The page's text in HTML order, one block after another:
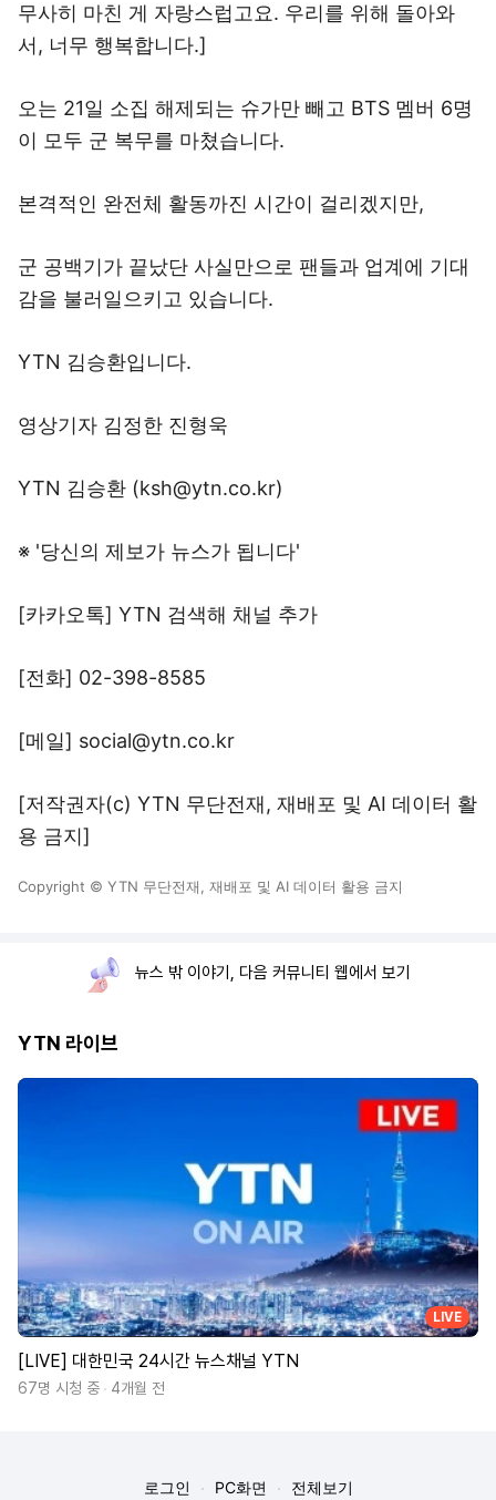
무사히 마친 게 자랑스럽고요. 우리를 위해 돌아와
서, 너무 행복합니다.]
오는 21일 소집 해제되는 슈가만 빼고 BTS 멤버 6명
이 모두 군 복무를 마쳤습니다.
본격적인 완전체 활동까진 시간이 걸리겠지만,
군 공백기가 끝났단 사실만으로 팬들과 업계에 기대
감을 불러일으키고 있습니다.
YTN 김승환입니다.
영상기자 김정한 진형욱
YTN 김승환 (ksh@ytn.co.kr)
※ '당신의 제보가 뉴스가 됩니다'
[카카오톡] YTN 검색해 채널 추가
[전화] 02-398-8585
[메일] social@ytn.co.kr
[저작권자(c) YTN 무단전재, 재배포 및 AI 데이터 활
용 금지]
Copyright © YTN 무단전재, 재배포 및 AI 데이터 활용 금지
뉴스 밖 이야기, 다음 커뮤니티 웹에서 보기
YTN 라이브
LIVE
[LIVE] 대한민국 24시간 뉴스채널 YTN
67명 시청 중 4개월 전
로그인 PC화면 전체보기